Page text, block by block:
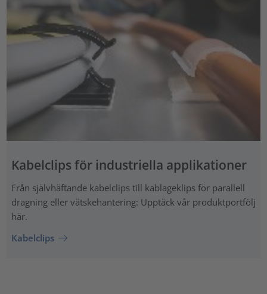
Kabelclips för industriella applikationer
Från självhäftande kabelclips till kablageklips för parallell
dragning eller vätskehantering: Upptäck vår produktportfölj
här.
Kabelclips